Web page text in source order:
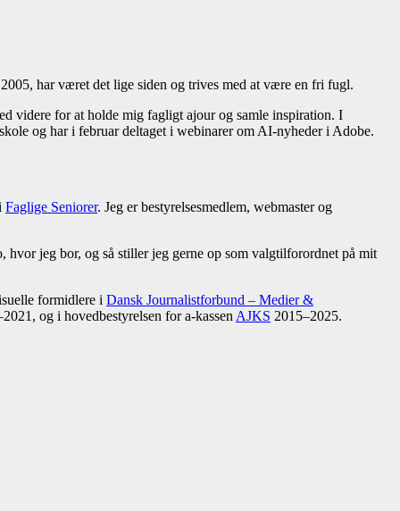
har været det lige siden og trives med at være en fri fugl.
videre for at holde mig fagligt ajour og samle inspiration. I
og har i februar deltaget i webinarer om AI-nyheder i Adobe.
Faglige Seniorer. Jeg er bestyrelsesmedlem, webmaster og
hvor jeg bor, og så stiller jeg gerne op som valgtilforordnet på mit
formidlere i Dansk Journalistforbund – Medier &
og i hovedbestyrelsen for a-kassen AJKS 2015–2025.